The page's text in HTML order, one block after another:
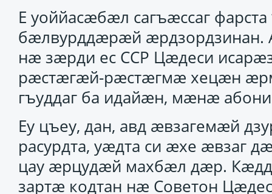
Е уоййасӕбӕл сагъӕссаг
бӕлвурддӕрӕй ӕрдзордзинан.
нӕ зӕрди ес ССР Цӕдеси
рӕстӕгӕй-рӕстӕгмӕ хецӕн
гъуддаг ба идайӕн, мӕнӕ
Еу цъеу, дан, авд ӕвзагемӕй
расурдта, уӕдта си ӕхе ӕвзаг
цау ӕрцудӕй махбӕл дӕр.
зартӕ кодтан нӕ Советон